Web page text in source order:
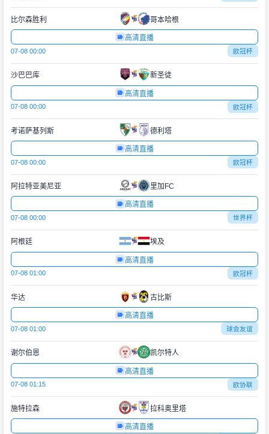
比尔森胜利 哥本哈根
高清直播
07-08 00:00 欧冠杯
沙巴巴库 新圣徒
高清直播
07-08 00:00 欧冠杯
考诺萨基列斯 德利塔
高清直播
07-08 00:00 欧冠杯
阿拉特亚美尼亚 里加FC
高清直播
07-08 00:00 世界杯
阿根廷 埃及
高清直播
07-08 01:00 欧冠杯
华达 古比斯
高清直播
07-08 01:00 球会友谊
谢尔伯恩 凯尔特人
高清直播
07-08 01:15 欧协联
施特拉森 拉科奥里塔
高清直播